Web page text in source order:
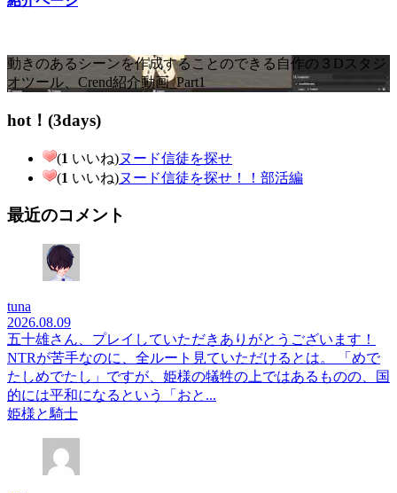
動きのあるシーンを作成することのできる自作の３Dスタジ
オツール、Crend紹介動画_Part1
hot！(3days)
(1 いいね)ヌード信徒を探せ
(1 いいね)ヌード信徒を探せ！！部活編
最近のコメント
tuna
2026.08.09
五十雄さん、プレイしていただきありがとうございます！
NTRが苦手なのに、全ルート見ていただけるとは。 「めで
たしめでたし」ですが、姫様の犠牲の上ではあるものの、国
的には平和になるという「おと...
姫様と騎士